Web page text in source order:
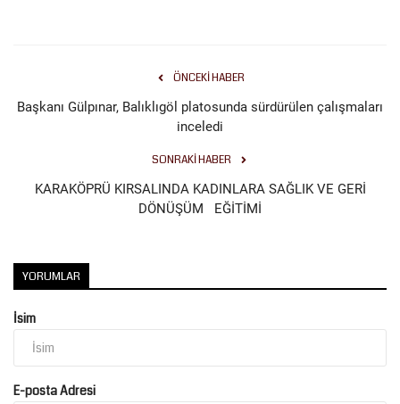
ÖNCEKI HABER
Başkanı Gülpınar, Balıklıgöl platosunda sürdürülen çalışmaları
inceledi
SONRAKI HABER
KARAKÖPRÜ KIRSALINDA KADINLARA SAĞLIK VE GERİ
DÖNÜŞÜM EĞİTİMİ
YORUMLAR
İsim
E-posta Adresi